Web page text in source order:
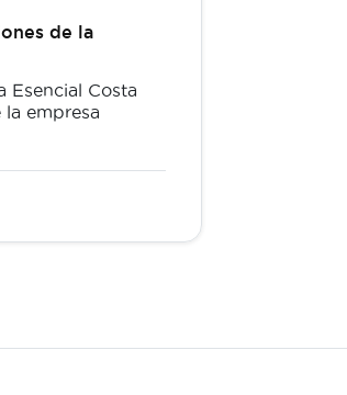
de la
Esencial Costa
la empresa